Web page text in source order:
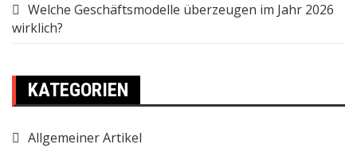
Welche Geschäftsmodelle überzeugen im Jahr 2026
wirklich?
KATEGORIEN
Allgemeiner Artikel